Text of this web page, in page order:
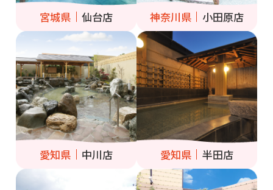
宮城県 仙台店 神奈川県 小田原店
愛知県 中川店 愛知県 半田店